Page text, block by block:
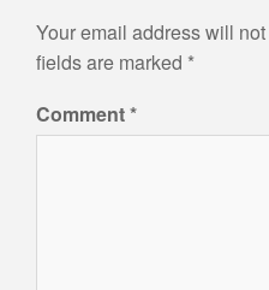
Your email address will
fields are marked *
Comment*